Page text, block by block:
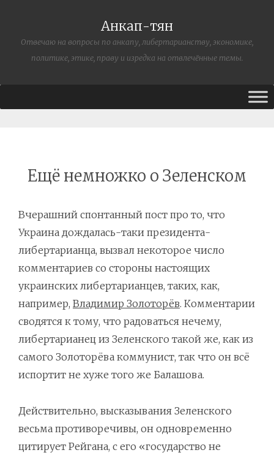
Анкап-тян
Отвечаю на вопросы по анкапу, либертарианству, экономике,
политике, этике, праву и изредка на отвлечённые темы.
Ещё немножко о Зеленском
Вчерашний спонтанный пост про то, что
Украина дождалась-таки президента-
либертарианца, вызвал некоторое число
комментариев со стороны настоящих
украинских либертарианцев, таких, как,
например, Владимир Золоторёв. Комментарии
сводятся к тому, что радоваться нечему,
либертарианец из Зеленского такой же, как из
самого Золоторёва коммунист, так что он всё
испортит не хуже того же Балашова.
Действительно, высказывания Зеленского
весьма противоречивы, он одновременно
цитирует Рейгана, с его «государство не